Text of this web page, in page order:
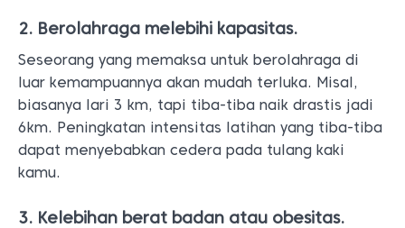
2. Berolahraga melebihi kapasitas.
Seseorang yang memaksa untuk berolahraga di
luar kemampuannya akan mudah terluka. Misal,
biasanya lari 3 km, tapi tiba-tiba naik drastis jadi
6km. Peningkatan intensitas latihan yang tiba-tiba
dapat menyebabkan cedera pada tulang kaki
kamu.
3. Kelebihan berat badan atau obesitas.